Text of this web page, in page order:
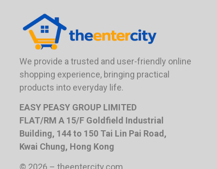
We provide a trusted and user-friendly online
shopping experience, bringing practical
products into everyday life.
EASY PEASY GROUP LIMITED
FLAT/RM A 15/F Goldfield Industrial
Building, 144 to 150 Tai Lin Pai Road,
Kwai Chung, Hong Kong
© 2026 – theentercity.com